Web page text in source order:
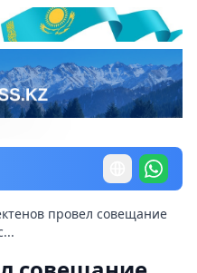
провел совещание